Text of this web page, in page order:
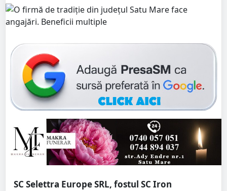
SC Selettra Europe SRL, fostul SC Iron